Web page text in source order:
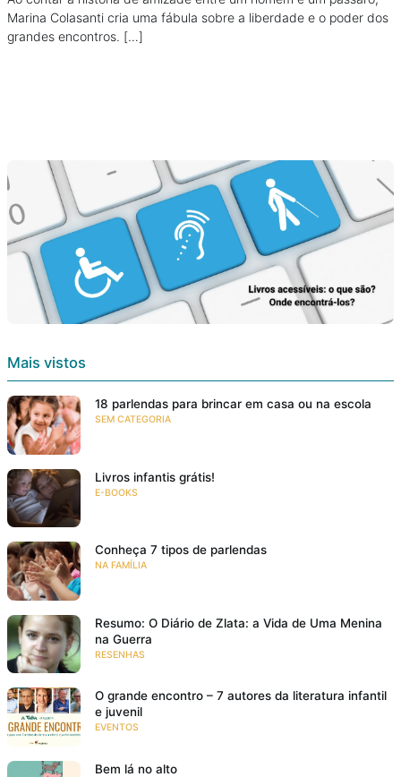
Marina Colasanti cria uma fábula sobre a liberdade e o poder dos
grandes encontros. […]
Mais vistos
18 parlendas para brincar em casa ou na escola
SEM CATEGORIA
Livros infantis grátis!
E-BOOKS
Conheça 7 tipos de parlendas
NA FAMÍLIA
Resumo: O Diário de Zlata: a Vida de Uma Menina
na Guerra
RESENHAS
O grande encontro – 7 autores da literatura infantil
e juvenil
EVENTOS
Bem lá no alto